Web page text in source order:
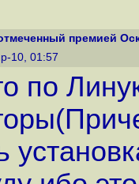
премией
10, 01:57
по